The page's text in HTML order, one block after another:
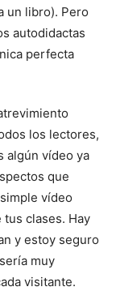
un libro). Pero
autodidactas
perfecta
los lectores,
algún vídeo ya
que
vídeo
clases. Hay
y estoy seguro
muy
visitante.